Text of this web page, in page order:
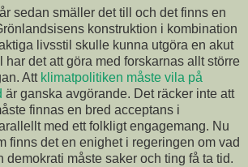
sedan smäller det till och det finns en
konstruktion i kombination
livsstil skulle kunna utgöra en akut
har det att göra med forskarnas allt större
Att klimatpolitiken måste vila på
är ganska avgörande. Det räcker inte att
finnas en bred acceptans i
med ett folkligt engagemang. Nu
finns det en enighet i regeringen om vad
demokrati måste saker och ting få ta tid.